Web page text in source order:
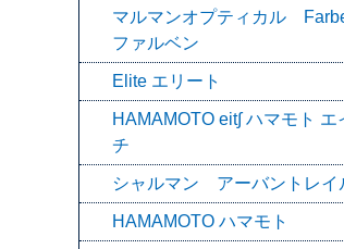
マルマンオプティカル
ファルベン
Elite エリート
HAMAMOTO eit∫ ハマモト エ
チ
シャルマン アーバントレイ
HAMAMOTO ハマモト